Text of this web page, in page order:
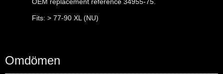
Fits: > 77-90 XL (NU)
Omdömen